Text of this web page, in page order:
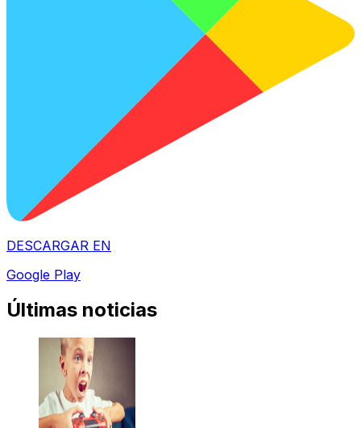
DESCARGAR EN
Google Play
Últimas noticias